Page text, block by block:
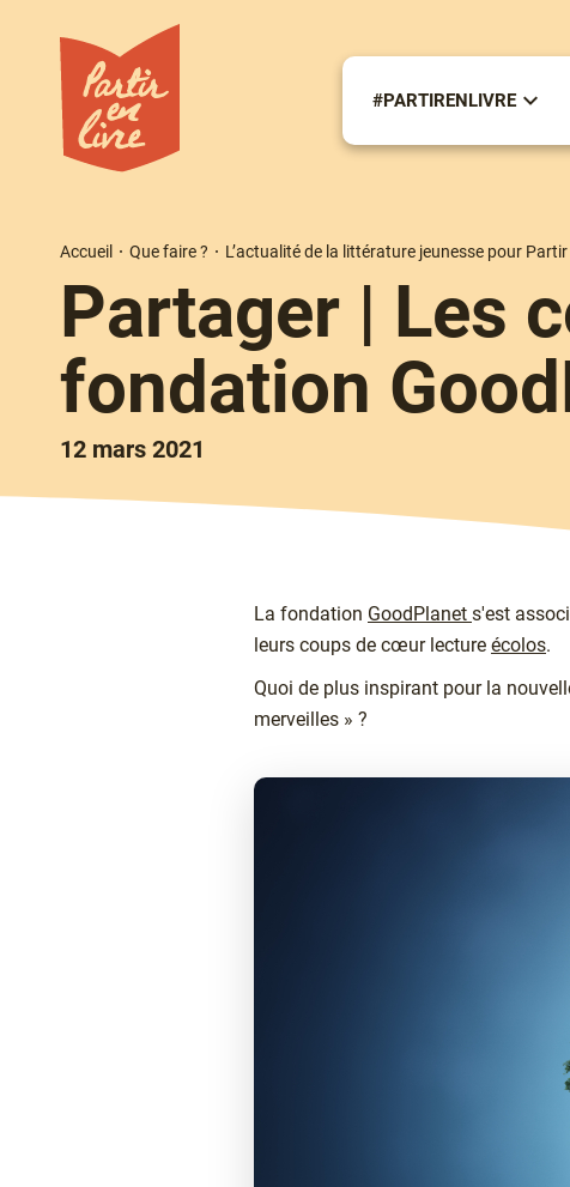
contenu
principal
#PARTIRENLIVRE
Sous-
d'Ariane
Accueil Que faire ? L’actualité de la littérature jeunesse pour
Partager | Les
fondation
12 mars 2021
Chapô
La fondation GoodPlanet s'est
leurs coups de cœur lecture écolos.
Quoi de plus inspirant pour la
merveilles » ?